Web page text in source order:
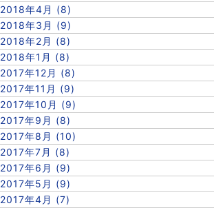
2018年4月 (8)
2018年3月 (9)
2018年2月 (8)
2018年1月 (8)
2017年12月 (8)
2017年11月 (9)
2017年10月 (9)
2017年9月 (8)
2017年8月 (10)
2017年7月 (8)
2017年6月 (9)
2017年5月 (9)
2017年4月 (7)